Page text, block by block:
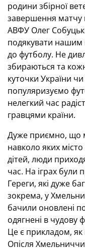
родини збірної
завершення матчу
АВФУ Олег
подякувати
до футболу. Не
збираються та
куточки України
популяризуємо
нелегкий час
гравцями країни.
Дуже приємно, що
навколо яких
дітей, люди
час. На іграх були
Гереги, які дуже
зокрема, у
бачили оновлені
одягнені в чудову
Це є прикладом, як
Опісля